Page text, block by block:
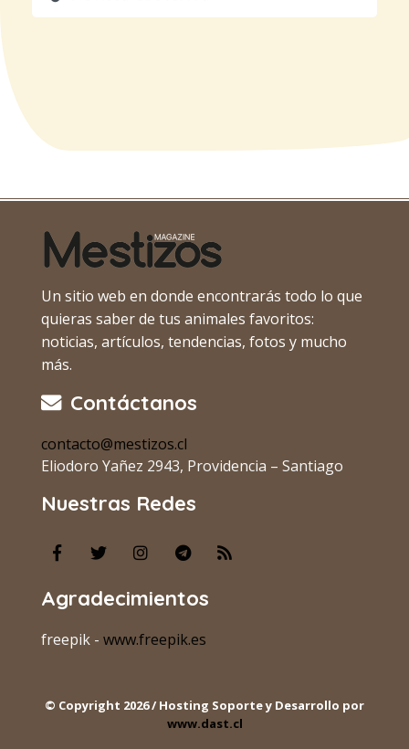
Un sitio web en donde encontrarás todo lo que
quieras saber de tus animales favoritos:
noticias, artículos, tendencias, fotos y mucho
más.
Contáctanos
contacto@mestizos.cl
Eliodoro Yañez 2943, Providencia – Santiago
Nuestras Redes
Agradecimientos
freepik - www.freepik.es
© Copyright 2026 / Hosting Soporte y Desarrollo por
www.dast.cl